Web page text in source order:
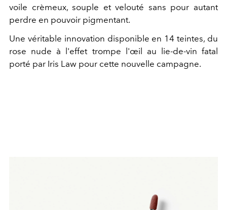
voile crèmeux, souple et velouté sans pour autant
perdre en pouvoir pigmentant.
Une véritable innovation disponible en 14 teintes, du
rose nude à l'effet trompe l'œil au lie-de-vin fatal
porté par Iris Law pour cette nouvelle campagne.